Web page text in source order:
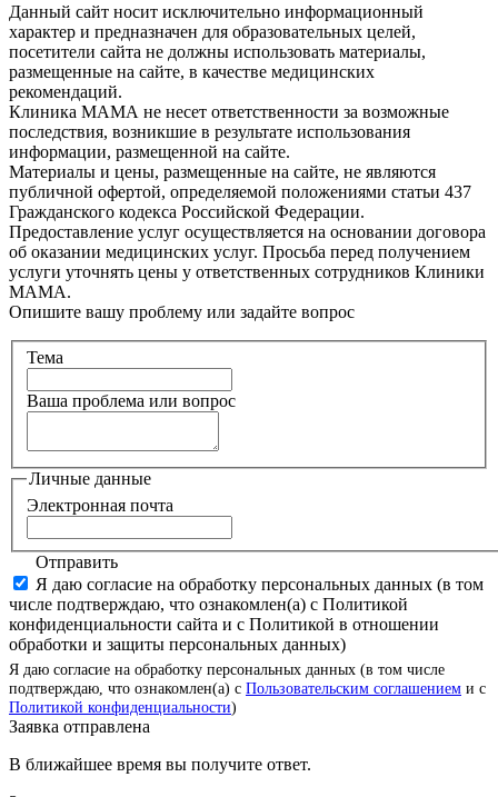
Данный сайт носит исключительно информационный
характер и предназначен для образовательных целей,
посетители сайта не должны использовать материалы,
размещенные на сайте, в качестве медицинских
рекомендаций.
Клиника МАМА не несет ответственности за возможные
последствия, возникшие в результате использования
информации, размещенной на сайте.
Материалы и цены, размещенные на сайте, не являются
публичной офертой, определяемой положениями статьи 437
Гражданского кодекса Российской Федерации.
Предоставление услуг осуществляется на основании договора
об оказании медицинских услуг. Просьба перед получением
услуги уточнять цены у ответственных сотрудников Клиники
МАМА.
Опишите вашу проблему или задайте вопрос
Тема
Ваша проблема или вопрос
Личные данные
Электронная почта
Отправить
Я даю согласие на обработку персональных данных (в том
числе подтверждаю, что ознакомлен(а) с Политикой
конфиденциальности сайта и с Политикой в отношении
обработки и защиты персональных данных)
Я даю согласие на обработку персональных данных (в том числе
подтверждаю, что ознакомлен(а) с Пользовательским соглашением и с
Политикой конфиденциальности)
Заявка отправлена
В ближайшее время вы получите ответ.